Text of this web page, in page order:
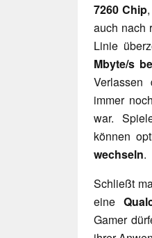
7260 Chip
auch nach
Linie
Mbyte/s
Verlassen
immer
war.
können
wechseln.
Schließt
eine
Gamer